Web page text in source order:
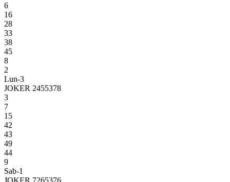
6
16
28
33
38
45
8
2
Lun-3
JOKER 2455378
3
7
15
42
43
49
44
9
Sab-1
JOKER 7265376